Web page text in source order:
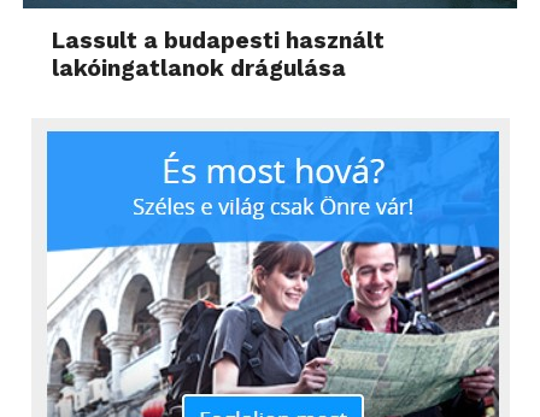
Lassult a budapesti használt
lakóingatlanok drágulása